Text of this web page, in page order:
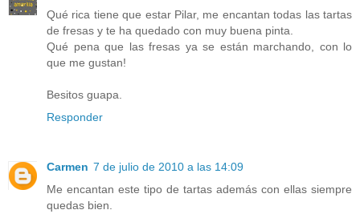
Qué rica tiene que estar Pilar, me encantan todas las tartas
de fresas y te ha quedado con muy buena pinta.
Qué pena que las fresas ya se están marchando, con lo
que me gustan!
Besitos guapa.
Responder
Carmen 7 de julio de 2010 a las 14:09
Me encantan este tipo de tartas además con ellas siempre
quedas bien.